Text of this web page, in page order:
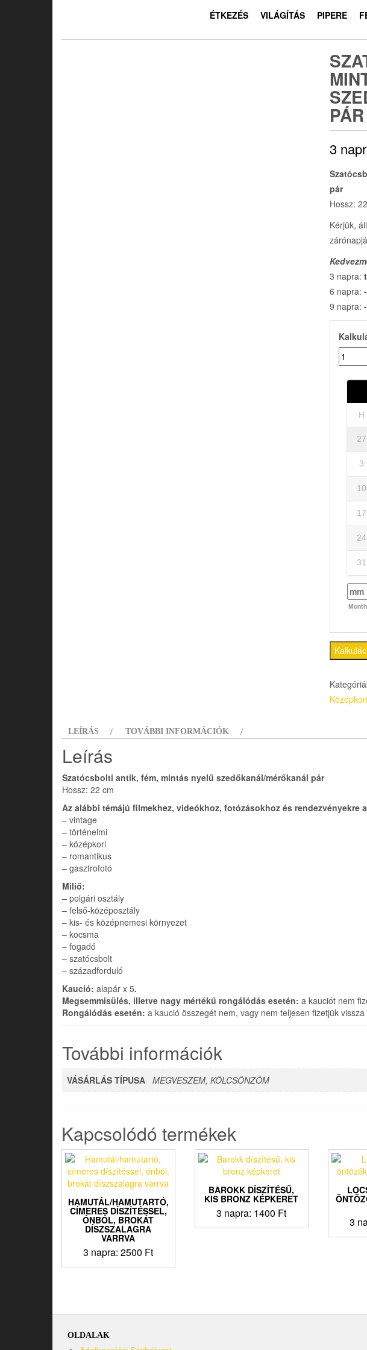
ÉTKEZÉS VILÁGÍTÁS PIPERE
PÁR
3
pár
Hossz:
Kérjük,
3 napra:
6 napra:
9 napra:
H
27
3
10
17
24
31
Month
Középkori
LEÍRÁS TOVÁBBI INFORMÁCIÓK
Leírás
Szatócsbolti antik, fém, mintás nyelű szedőkanál/mérőkanál pár
Hossz: 22 cm
Az alábbi témájú filmekhez, videókhoz, fotózásokhoz és rendezvényekre
– vintage
– történelmi
– középkori
– romantikus
– gasztrofotó
Miliő:
– polgári osztály
– felső-középosztály
– kis- és középnemesi környezet
– kocsma
– fogadó
– szatócsbolt
– századforduló
Kaució: alapár x 5.
Megsemmisülés, illetve nagy mértékű rongálódás esetén: a kauciót nem
Rongálódás esetén: a kaució összegét nem, vagy nem teljesen fizetjük
További információk
VÁSÁRLÁS TÍPUSA MEGVESZEM, KÖLCSÖNZÖM
Kapcsolódó termékek
HAMUTÁL/HAMUTARTÓ,
CÍMERES DÍSZÍTÉSSEL,
ÓNBÓL, BROKÁT
DÍSZSZALAGRA
VARRVA
3 napra:2500 Ft
BAROKK DÍSZÍTÉSŰ,
KIS BRONZ KÉPKERET
3 napra: 1400 Ft
3
OLDALAK